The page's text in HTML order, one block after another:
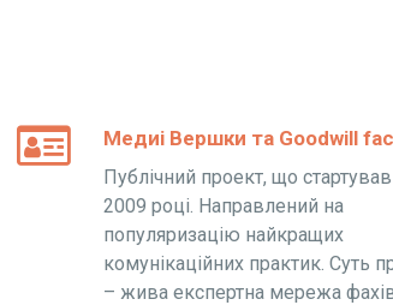
Медиі Вершки та Goodwill
Публічний проект, що
2009 році. Направлений на
популяризацію найкращих
комунікаційних практик. Суть
– жива експертна мережа